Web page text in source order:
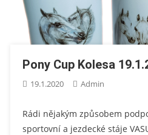
Pony Cup Kolesa
19.1.2020 Admin
Rádi nějakým způsobem
sportovní a jezdecké stáje